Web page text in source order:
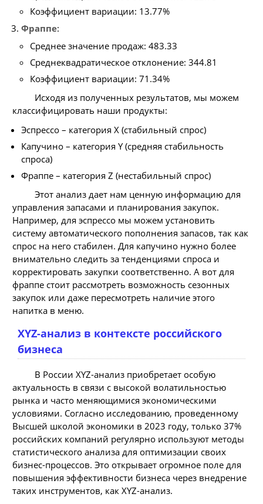
Коэффициент вариации: 13.77%
Фраппе:
Среднее значение продаж: 483.33
Среднеквадратическое отклонение: 344.81
Коэффициент вариации: 71.34%
Исходя из полученных результатов, мы можем
классифицировать наши продукты:
Эспрессо – категория X (стабильный спрос)
Капучино – категория Y (средняя стабильность
спроса)
Фраппе – категория Z (нестабильный спрос)
Этот анализ дает нам ценную информацию для
управления запасами и планирования закупок.
Например, для эспрессо мы можем установить
систему автоматического пополнения запасов, так как
спрос на него стабилен. Для капучино нужно более
внимательно следить за тенденциями спроса и
корректировать закупки соответственно. А вот для
фраппе стоит рассмотреть возможность сезонных
закупок или даже пересмотреть наличие этого
напитка в меню.
XYZ-анализ в контексте российского
бизнеса
В России XYZ-анализ приобретает особую
актуальность в связи с высокой волатильностью
рынка и часто меняющимися экономическими
условиями. Согласно исследованию, проведенному
Высшей школой экономики в 2023 году, только 37%
российских компаний регулярно используют методы
статистического анализа для оптимизации своих
бизнес-процессов. Это открывает огромное поле для
повышения эффективности бизнеса через внедрение
таких инструментов, как XYZ-анализ.